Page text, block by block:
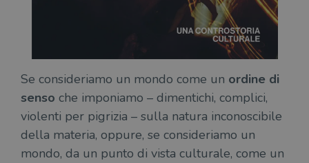
Se consideriamo un mondo come un ordine di
senso che imponiamo – dimentichi, complici,
violenti per pigrizia – sulla natura inconoscibile
della materia, oppure, se consideriamo un
mondo, da un punto di vista culturale, come un